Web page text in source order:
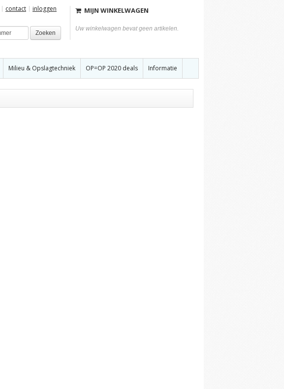
contact inloggen
Zoeken
MIJN WINKELWAGEN
Uw winkelwagen bevat geen artikelen.
Milieu & Opslagtechniek OP=OP 2020 deals Informatie